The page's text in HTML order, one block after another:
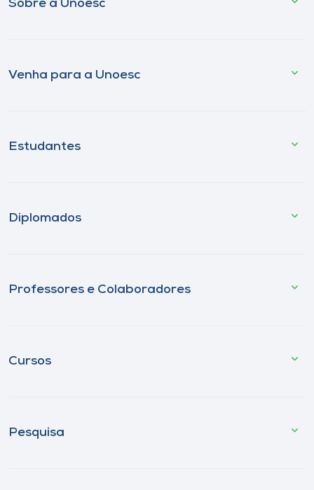
Sobre a Unoesc
Venha para a Unoesc
Estudantes
Diplomados
Professores e Colaboradores
Cursos
Pesquisa